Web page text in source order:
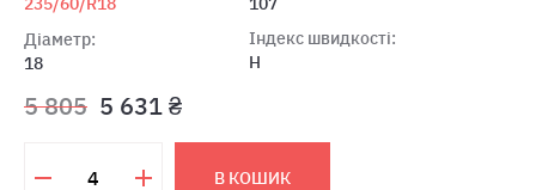
Діаметр:
18
Індекс швидкості:
H
5 805 5 631 ₴
В КОШИК